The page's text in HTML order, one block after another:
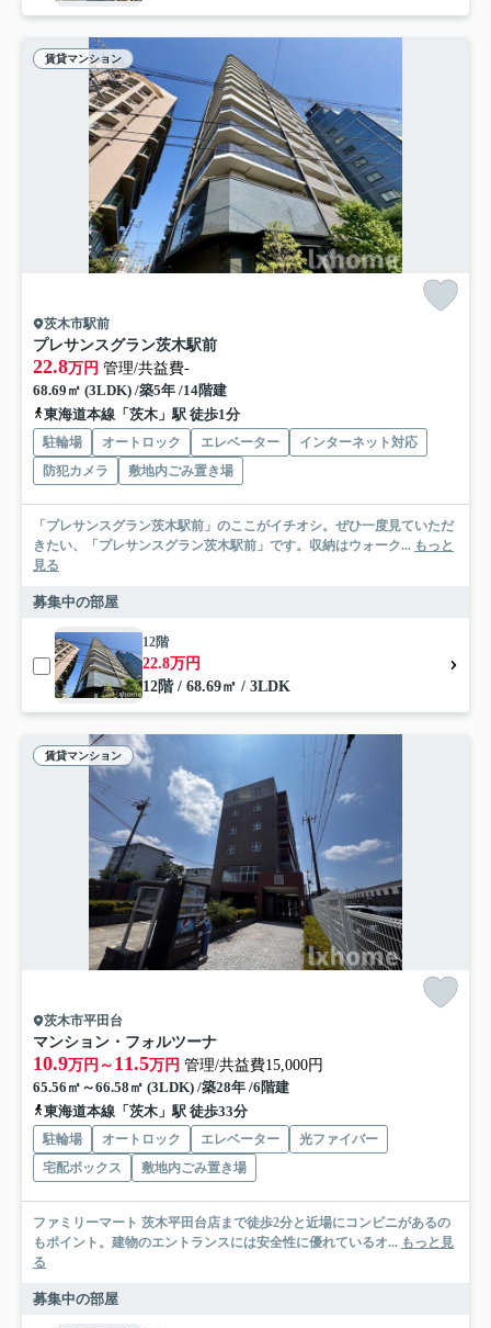
賃貸マンション
茨木市駅前
プレサンスグラン茨木駅前
22.8万円 管理/共益費-
68.69㎡ (3LDK) /築5年 /14階建
東海道本線「茨木」駅 徒歩1分
駐輪場 オートロック エレベーター
インターネット対応
防犯カメラ
敷地内ごみ置き場
「プレサンスグラン茨木駅前」のここがイチオシ。ぜひ一度見ていただ
きたい、「プレサンスグラン茨木駅前」です。収納はウォーク... もっと
見る
募集中の部屋
12階
22.8万円
12階 / 68.69㎡ / 3LDK
賃貸マンション
茨木市平田台
マンション・フォルツーナ
10.9万円～ 11.5万円 管理/共益費15,000円
65.56㎡～66.58㎡ (3LDK) /築28年 /6階建
東海道本線「茨木」駅 徒歩33分
駐輪場 オートロック エレベーター
光ファイバー
宅配ボックス
敷地内ごみ置き場
ファミリーマート 茨木平田台店まで徒歩2分と近場にコンビニがあるの
もポイント。建物のエントランスには安全性に優れているオ... もっと見
る
募集中の部屋